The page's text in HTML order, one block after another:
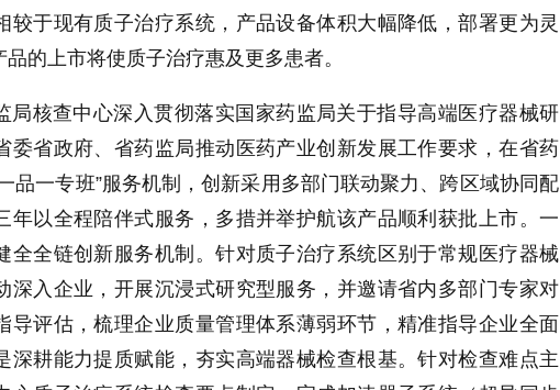
较于现有质子治疗系统，产品设备体积大幅降低，部署更为灵
的上市将使质子治疗惠及更多患者。
局核查中心深入贯彻落实国家药监局关于指导高端医疗器械研
委省政府、省药监局推动医药产业创新发展工作要求，在省药
品一专班”服务机制，创新采用多部门联动聚力、跨区域协同配
年以全程陪伴式服务，多措并举护航该产品顺利获批上市。一
全全链创新服务机制。针对质子治疗系统区别于常规医疗器械
深入企业，开展沉浸式研究型服务，并邀请省内多部门专家对
导评估，梳理企业质量管理体系薄弱环节，精准指导企业全面
深耕能力提质赋能，夯实高端器械检查根基。针对检查难点主